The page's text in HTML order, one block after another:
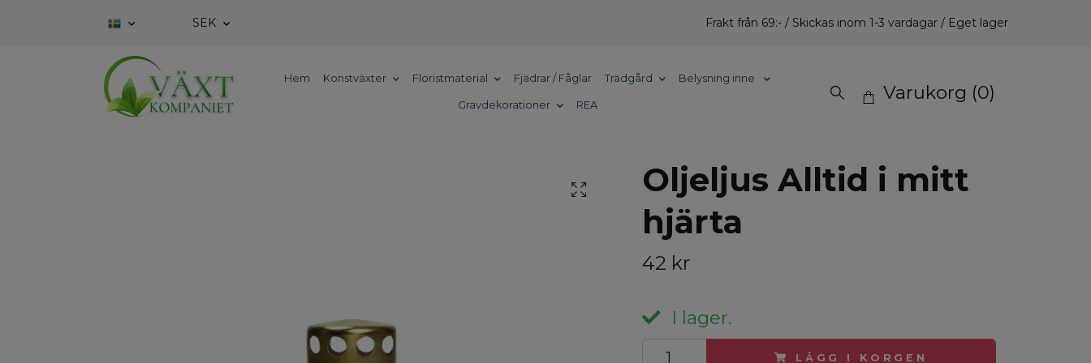
SEK Frakt från 69:- / Skickas inom 1-3 vardagar / Eget lager
Hem Konstväxter Floristmaterial Fjädrar / Fåglar Trädgård Belysning inne
Gravdekorationer REA
Varukorg (0)
Oljeljus Alltid i mitt
hjärta
42 kr
I lager.
LÄGG I KORGEN